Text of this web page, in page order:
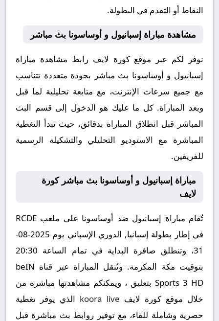
النقاط أو التقدم في البطولة.
مشاهدة مباراة إسبانيول و أوساسونا بث مباشر
نوفر لكم عبر موقع كورة لايف رابط مشاهدة مباراة
إسبانيول و أوساسونا بث مباشر بجودة متعددة تتناسب
مع جميع سرعات الإنترنت، مع متابعة تحليلية لما قبل
وبعد المباراة. كل ما عليك هو الدخول إلى قسم البث
المباشر قبل انطلاق المباراة بدقائق، حيث تبدأ التغطية
المباشرة مع الاستوديو التحليلي والتشكيلة الرسمية
للفريقين.
مباراة إسبانيول و أوساسونا بث مباشر كورة
لايف
تُقام مباراة إسبانيول ضد أوساسونا على ملعب RCDE
في إطار بطولة إسبانيا, الدوري الإسباني يوم 2025-08-
31، وتنطلق صافرة البداية في تمام الساعة 20:30
بتوقيت مكة المكرمة. وتُنقل المباراة عبر قناة beIN
Sports 3 HD بتعليق ، ويمكنكم مشاهدتها مباشرة من
خلال موقع كورة لايف koora live الذي يوفر تغطية
حصرية وشاملة للقاء، مع توفير روابط بث مباشرة قبل